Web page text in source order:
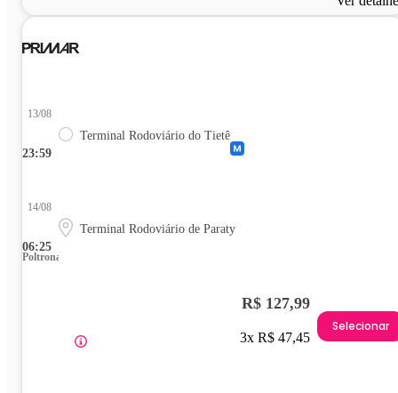
23:59
13/08
Terminal Rodoviário do Tietê
06:25
14/08
Terminal Rodoviário de Paraty
Poltrona
R$ 127,99
3x R$ 47,45
Selecionar